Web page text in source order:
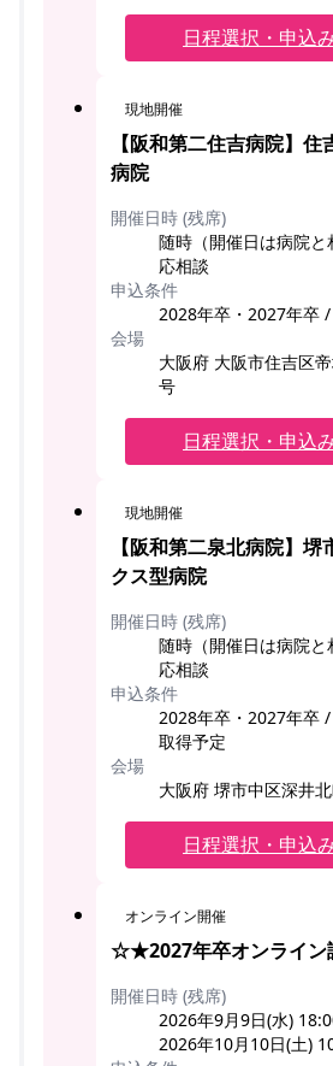
日程選択・申込
現地開催
【阪和第二住吉病院】
病院
開催日時 (残席)
随時（開催日は病院
応相談
申込条件
2028年卒・2027年卒
会場
大阪府 大阪市住吉区
号
日程選択・申込
現地開催
【阪和第二泉北病院】
クス型病院
開催日時 (残席)
随時（開催日は病院
応相談
申込条件
2028年卒・2027年卒
取得予定
会場
大阪府 堺市中区深井
日程選択・申込
オンライン開催
☆★2027年卒オンライ
開催日時 (残席)
2026年9月9日(水)
2026年10月10日(土)